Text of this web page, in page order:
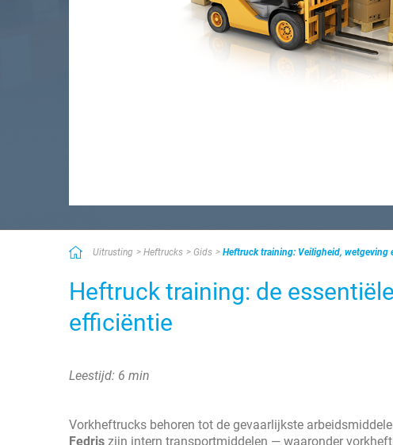
Uitrusting Heftrucks Gids Heftruck training: Veiligheid, wetgeving
Heftruck training: de
efficiëntie
Leestijd: 6 min
Vorkheftrucks behoren tot de gevaarlijkste
Fedris zijn intern transportmiddelen — waaronder